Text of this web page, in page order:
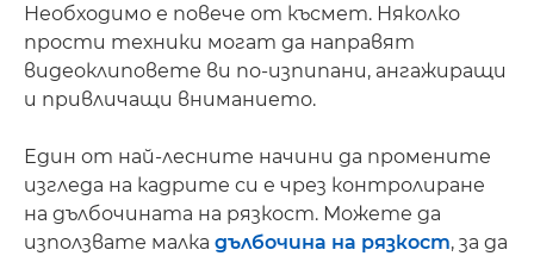
Необходимо е повече от късмет. Няколко
прости техники могат да направят
видеоклиповете ви по-изпипани, ангажиращи
и привличащи вниманието.
Един от най-лесните начини да промените
изгледа на кадрите си е чрез контролиране
на дълбочината на рязкост. Можете да
използвате малка дълбочина на рязкост, за да